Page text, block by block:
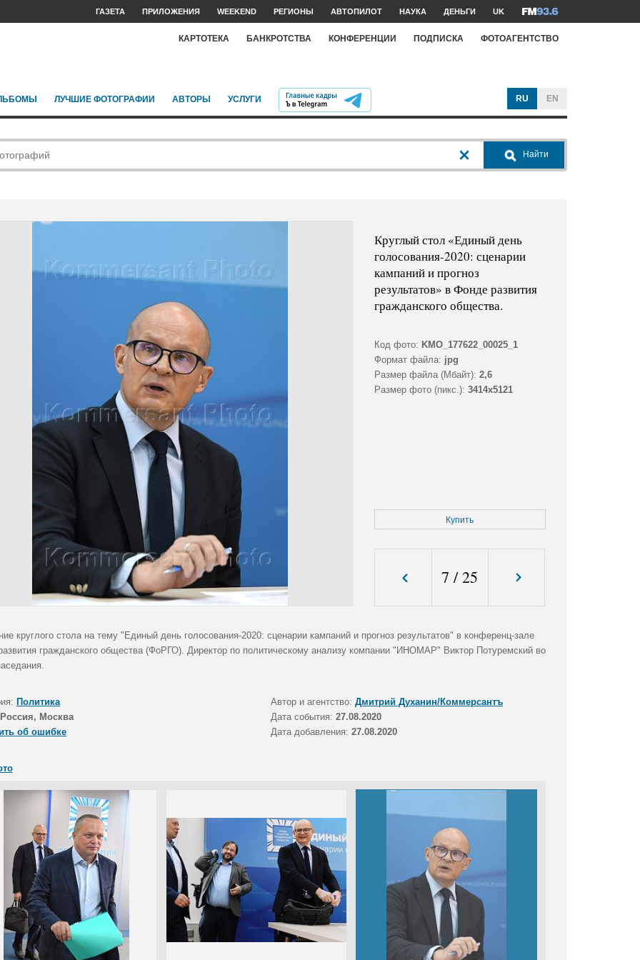
ГАЗЕТА ПРИЛОЖЕНИЯ WEEKEND РЕГИОНЫ АВТОПИЛОТ НАУКА ДЕНЬГИ UK
КАРТОТЕКА БАНКРОТСТВА КОНФЕРЕНЦИИ ПОДПИСКА ФОТОАГЕНТСТВО
ЛУЧШИЕ ФОТОГРАФИИ АВТОРЫ УСЛУГИ RU EN
Найти
Круглый стол «Единый день
голосования-2020: сценарии
кампаний и прогноз
результатов» в Фонде развития
гражданского общества.
Код фото: KMO_177622_00025_1
Формат файла: jpg
Размер файла (Мбайт): 2,6
Размер фото (пикс.): 3414x5121
Купить
7 /25
круглого стола на тему "Единый день голосования-2020: сценарии кампаний и прогноз результатов" в конференц-зале
гражданского общества (ФоРГО). Директор по политическому анализу компании "ИНОМАР" Виктор Потуремский во
Политика Автор и агентство: Дмитрий Духанин/Коммерсантъ
Россия, Москва Дата события: 27.08.2020
об ошибке
Дата добавления: 27.08.2020